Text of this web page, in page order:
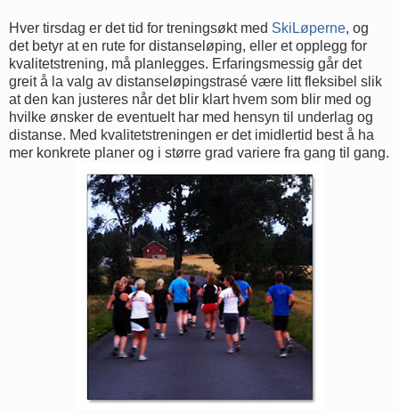
Hver tirsdag er det tid for treningsøkt med SkiLøperne, og
det betyr at en rute for distanseløping, eller et opplegg for
kvalitetstrening, må planlegges. Erfaringsmessig går det
greit å la valg av distanseløpingstrasé være litt fleksibel slik
at den kan justeres når det blir klart hvem som blir med og
hvilke ønsker de eventuelt har med hensyn til underlag og
distanse. Med kvalitetstreningen er det imidlertid best å ha
mer konkrete planer og i større grad variere fra gang til gang.